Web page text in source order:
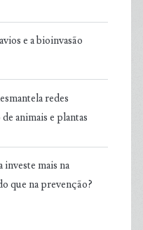
e a bioinvasão
redes
animais e plantas
investe mais na
que na prevenção?